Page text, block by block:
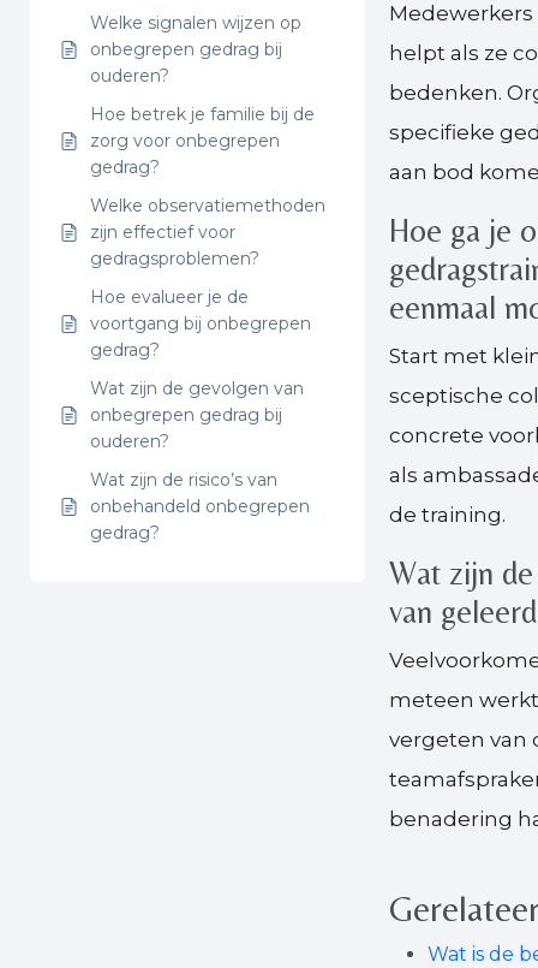
Welke signalen wijzen op
onbegrepen gedrag bij
ouderen?
Hoe betrek je familie bij de
zorg voor onbegrepen
gedrag?
Welke observatiemethoden
zijn effectief voor
gedragsproblemen?
Hoe evalueer je de
voortgang bij onbegrepen
gedrag?
Wat zijn de gevolgen van
onbegrepen gedrag bij
ouderen?
Wat zijn de risico’s van
onbehandeld onbegrepen
gedrag?
helpt als ze
bedenken.
specifieke
aan bod
Hoe ga je
eenmaal
Start met
sceptische
concrete
als
de training.
Wat zijn
van
meteen
vergeten van
benadering
Wat is de